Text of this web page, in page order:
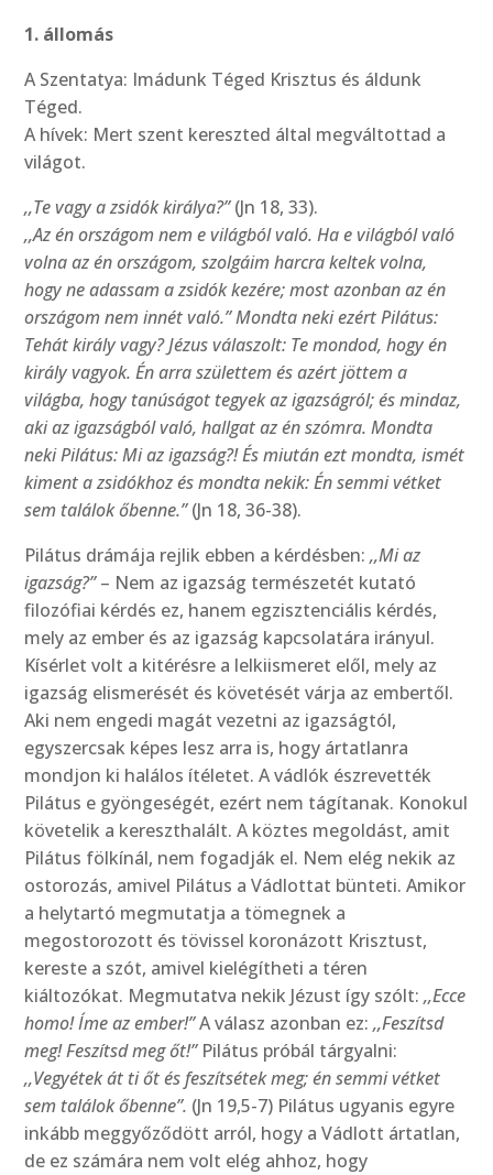
1. állomás
A Szentatya: Imádunk Téged Krisztus és áldunk
Téged.
A hívek: Mert szent kereszted által megváltottad a
világot.
,,Te vagy a zsidók királya?”(Jn 18, 33).
,,Az én országom nem e világból való. Ha e világból való
volna az én országom, szolgáim harcra keltek volna,
hogy ne adassam a zsidók kezére; most azonban az én
országom nem innét való.”Mondta neki ezért Pilátus:
Tehát király vagy? Jézus válaszolt: Te mondod, hogy én
király vagyok. Én arra születtem és azért jöttem a
világba, hogy tanúságot tegyek az igazságról; és mindaz,
aki az igazságból való, hallgat az én szómra. Mondta
neki Pilátus: Mi az igazság?! És miután ezt mondta, ismét
kiment a zsidókhoz és mondta nekik: Én semmi vétket
sem találok őbenne.”(Jn 18, 36-38).
Pilátus drámája rejlik ebben a kérdésben:,,Mi az
igazság?”– Nem az igazság természetét kutató
filozófiai kérdés ez, hanem egzisztenciális kérdés,
mely az ember és az igazság kapcsolatára irányul.
Kísérlet volt a kitérésre a lelkiismeret elől, mely az
igazság elismerését és követését várja az embertől.
Aki nem engedi magát vezetni az igazságtól,
egyszercsak képes lesz arra is, hogy ártatlanra
mondjon ki halálos ítéletet. A vádlók észrevették
Pilátus e gyöngeségét, ezért nem tágítanak. Konokul
követelik a kereszthalált. A köztes megoldást, amit
Pilátus fölkínál, nem fogadják el. Nem elég nekik az
ostorozás, amivel Pilátus a Vádlottat bünteti. Amikor
a helytartó megmutatja a tömegnek a
megostorozott és tövissel koronázott Krisztust,
kereste a szót, amivel kielégítheti a téren
kiáltozókat. Megmutatva nekik Jézust így szólt:,,Ecce
homo! Íme az ember!”A válasz azonban ez:,,Feszítsd
meg! Feszítsd meg őt!”Pilátus próbál tárgyalni:
,,Vegyétek át ti őt és feszítsétek meg; én semmi vétket
sem találok őbenne”. (Jn 19,5-7) Pilátus ugyanis egyre
inkább meggyőződött arról, hogy a Vádlott ártatlan,
de ez számára nem volt elég ahhoz, hogy